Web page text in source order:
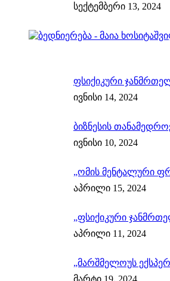
სექტემბერი 13, 2024
ფსიქიკური
ივნისი 14, 2024
ბიზნესის
ივნისი 10, 2024
„ომის მენტალური
აპრილი 15, 2024
„ფსიქიკური
აპრილი 11, 2024
„მარშმელოუს
მარტი 19, 2024